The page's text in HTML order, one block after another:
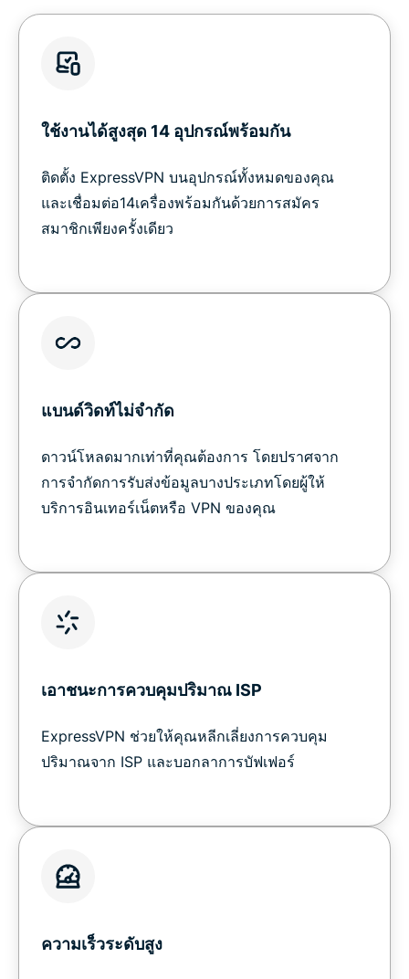
ใช้งานได้สูงสุด 14 อุปกรณ์พร้อมกัน
ติดตั้ง ExpressVPN บนอุปกรณ์ทั้งหมดของคุณ
และเชื่อมต่อ14เครื่องพร้อมกันด้วยการสมัคร
สมาชิกเพียงครั้งเดียว
แบนด์วิดท์ไม่จำกัด
ดาวน์โหลดมากเท่าที่คุณต้องการ โดยปราศจาก
การจำกัดการรับส่งข้อมูลบางประเภทโดยผู้ให้
บริการอินเทอร์เน็ตหรือ VPN ของคุณ
เอาชนะการควบคุมปริมาณ ISP
ExpressVPN ช่วยให้คุณหลีกเลี่ยงการควบคุม
ปริมาณจาก ISP และบอกลาการบัฟเฟอร์
ความเร็วระดับสูง